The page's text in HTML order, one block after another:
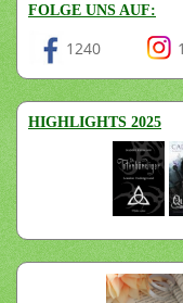
FOLGE UNS AUF:
1240
HIGHLIGHTS 2025